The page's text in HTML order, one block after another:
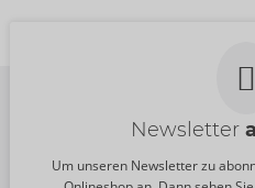
Newsletter
Um unseren Newsletter zu